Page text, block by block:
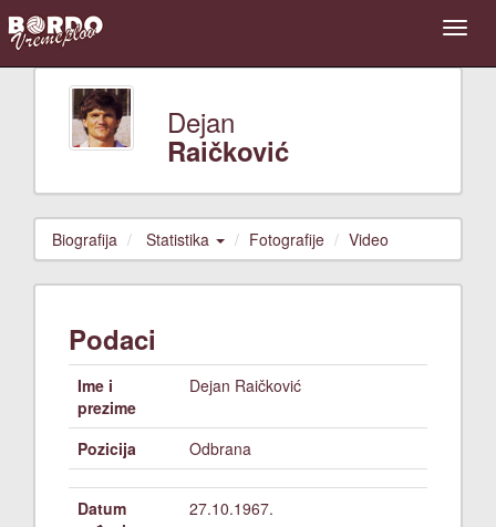
Dejan
Raičković
Biografija Statistika Fotografije Video
Podaci
Ime i
prezime
Dejan Raičković
Pozicija Odbrana
Datum
27.10.1967.